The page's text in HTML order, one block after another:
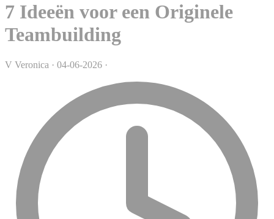
7 Ideeën voor een Originele
Teambuilding
V Veronica · 04-06-2026 ·